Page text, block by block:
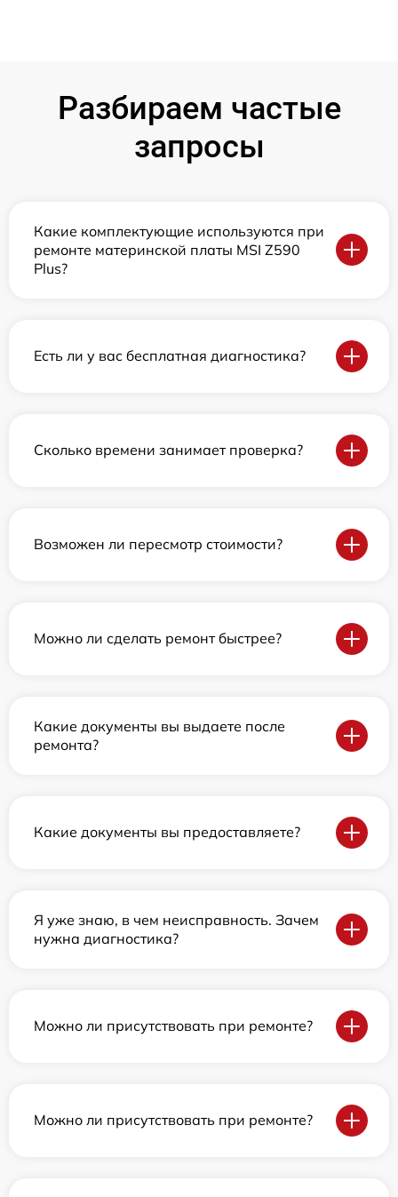
Разбираем частые
запросы
Какие комплектующие используются при
ремонте материнской платы MSI Z590
Plus?
Есть ли у вас бесплатная диагностика?
Сколько времени занимает проверка?
Возможен ли пересмотр стоимости?
Можно ли сделать ремонт быстрее?
Какие документы вы выдаете после
ремонта?
Какие документы вы предоставляете?
Я уже знаю, в чем неисправность. Зачем
нужна диагностика?
Можно ли присутствовать при ремонте?
Можно ли присутствовать при ремонте?